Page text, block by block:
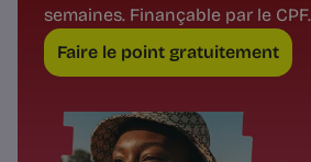
semaines. Finançable par le CPF.
Faire le point gratuitement